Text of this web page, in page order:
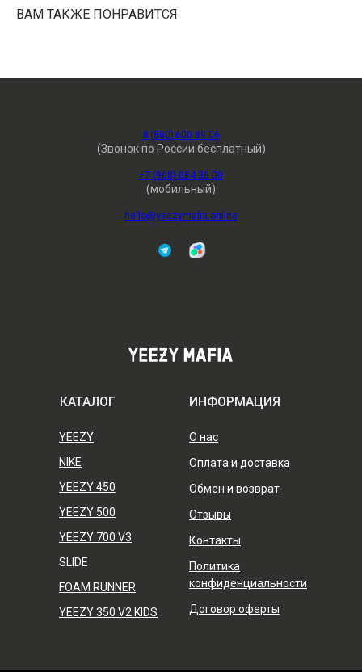
ВАМ ТАКЖЕ ПОНРАВИТСЯ
8 (800) 600 89 06
(Звонок по России бесплатный)
+7 (968) 084 36 00
(мобильный)
hello@yeezymafia.online
КАТАЛОГ ИНФОРМАЦИЯ
YEEZY
YEEZY 500
SLIDE
YEEZY 700 V3
О нас
Оплата и доставка
Отзывы
Контакты
Политика
конфиденциальности
Договор оферты
YEEZY 350 V2 KIDS
FOAM RUNNER
Обмен и возврат
NIKE
YEEZY 450